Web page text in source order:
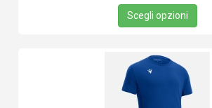
Scegli opzioni